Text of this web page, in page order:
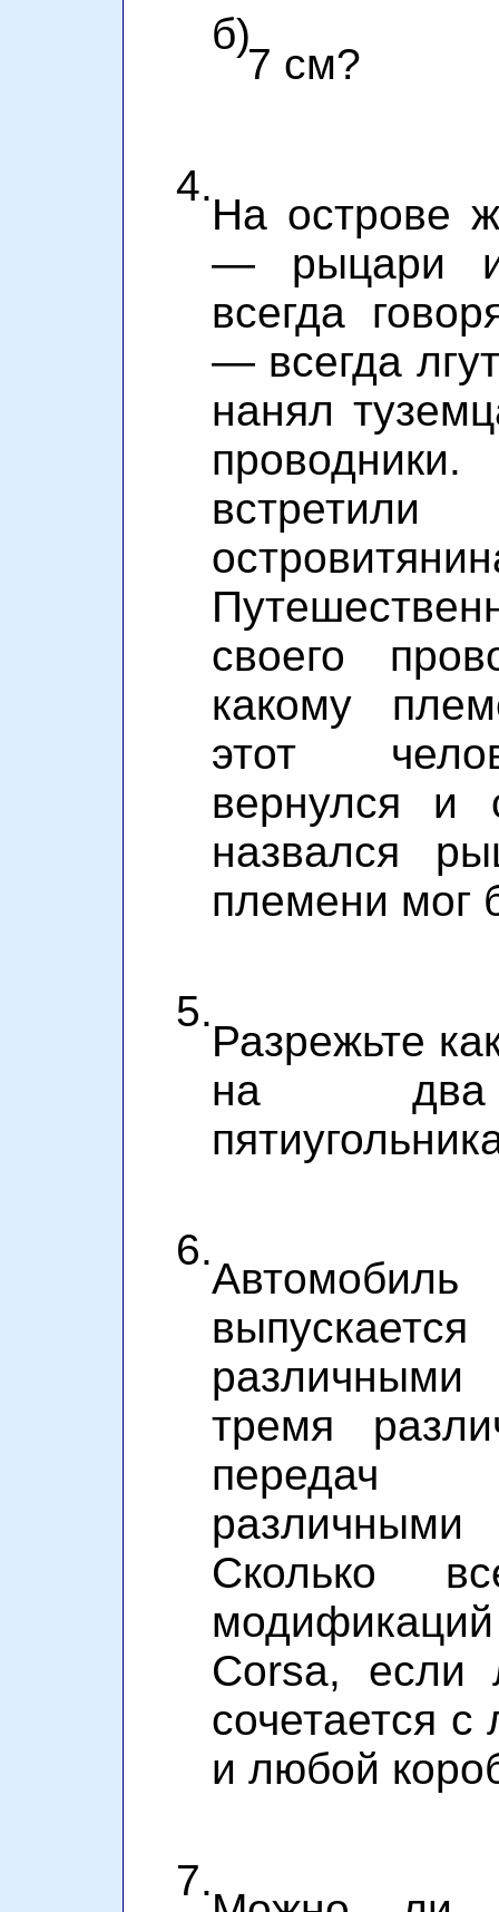
б)
7 см?
4.
На острове
— рыцари
всегда
— всегда
нанял
своего
какому
этот
вернулся и
назвался
племени мог
5.
Разрежьте
на два
6.
тремя
Сколько
Corsa, если
сочетается
и любой
7.